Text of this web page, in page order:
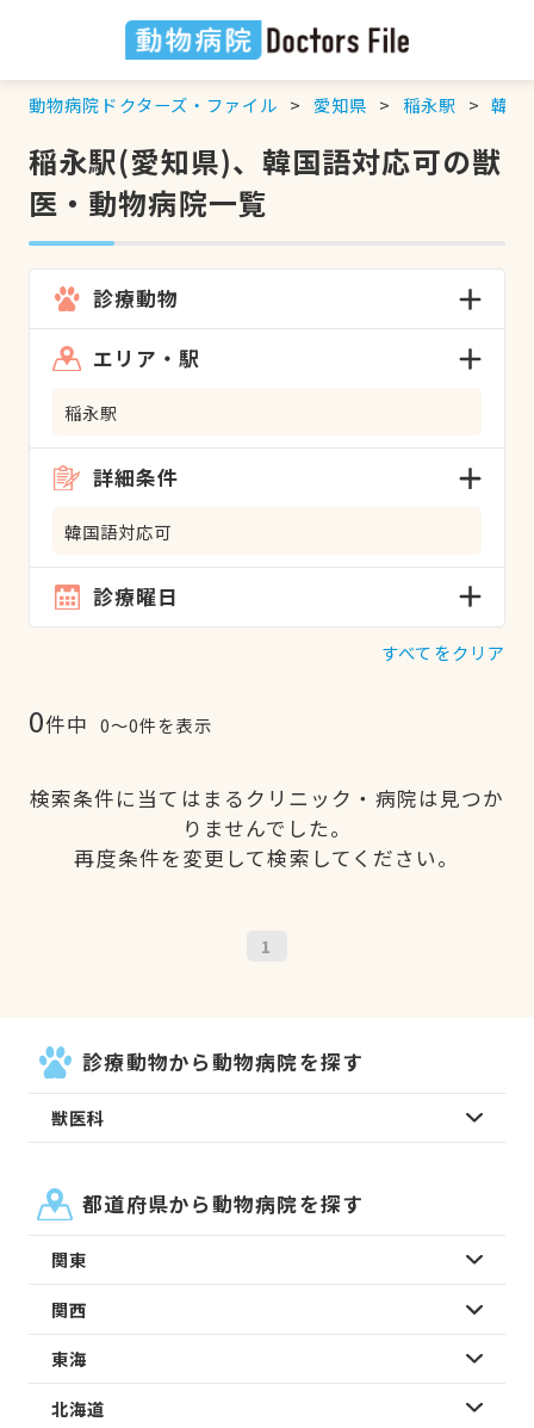
動物病院ドクターズ・ファイル 愛知県 稲永駅 韓国
稲永駅(愛知県)、韓国語対応可の獣
医・動物病院一覧
診療動物
エリア・駅
稲永駅
詳細条件
韓国語対応可
診療曜日
すべてをクリア
0件中 0〜0件を表示
検索条件に当てはまるクリニック・病院は見つか
りませんでした。
再度条件を変更して検索してください。
1
診療動物から動物病院を探す
獣医科
都道府県から動物病院を探す
関東
関西
東海
北海道